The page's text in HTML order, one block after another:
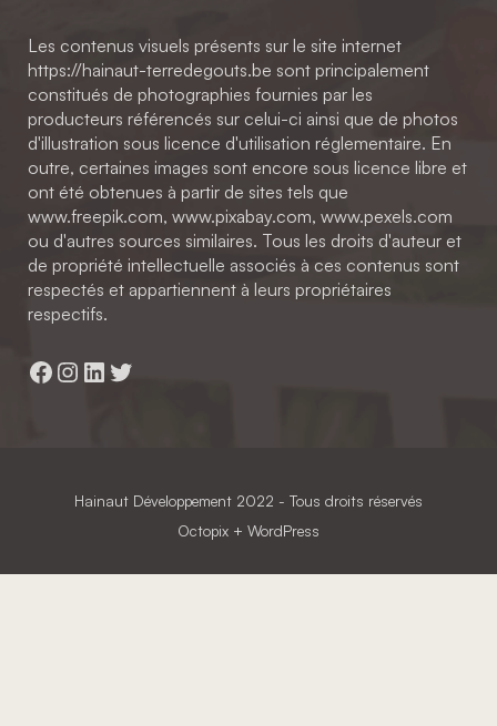
Les contenus visuels présents sur le site internet
https://hainaut-terredegouts.be sont principalement
constitués de photographies fournies par les
producteurs référencés sur celui-ci ainsi que de photos
d'illustration sous licence d'utilisation réglementaire. En
outre, certaines images sont encore sous licence libre et
ont été obtenues à partir de sites tels que
www.freepik.com, www.pixabay.com, www.pexels.com
ou d'autres sources similaires. Tous les droits d'auteur et
de propriété intellectuelle associés à ces contenus sont
respectés et appartiennent à leurs propriétaires
respectifs.
Facebook
Instagram
LinkedIn
Twitter
Hainaut Développement 2022 - Tous droits réservés
Octopix + WordPress